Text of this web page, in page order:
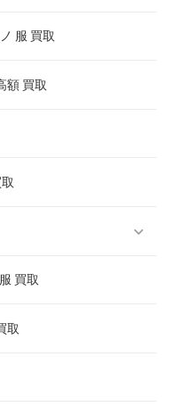
服 買取
額 買取
高く売るには
るには
高く売るには
買取
取